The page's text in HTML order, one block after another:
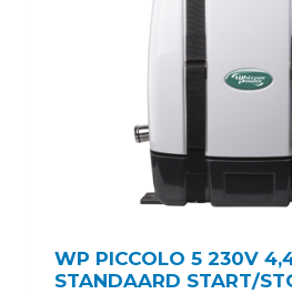
WP PICCOLO 5 230V
STANDAARD START/